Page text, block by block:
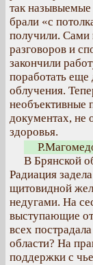
так
брали «с
получили. Сами
разговоров и
закончили
поработать еще
облучения.
необъективные
документах, не
здоровья.
В Брянской
Радиация
щитовидной
недугами. На
выступающие
всех
области? На
поддержки с